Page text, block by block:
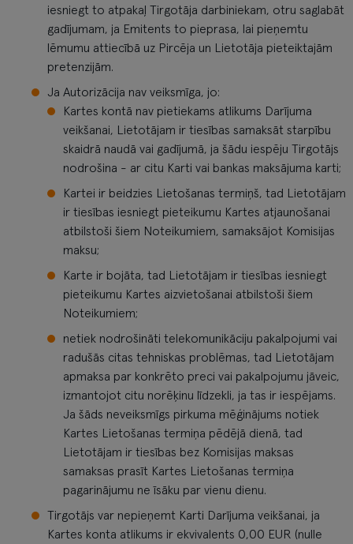
iesniegt to atpakaļ Tirgotāja darbiniekam, otru saglabāt
gadījumam, ja Emitents to pieprasa, lai pieņemtu
lēmumu attiecībā uz Pircēja un Lietotāja pieteiktajām
pretenzijām.
Ja Autorizācija nav veiksmīga, jo:
Kartes kontā nav pietiekams atlikums Darījuma
veikšanai, Lietotājam ir tiesības samaksāt starpību
skaidrā naudā vai gadījumā, ja šādu iespēju Tirgotājs
nodrošina - ar citu Karti vai bankas maksājuma karti;
Kartei ir beidzies Lietošanas termiņš, tad Lietotājam
ir tiesības iesniegt pieteikumu Kartes atjaunošanai
atbilstoši šiem Noteikumiem, samaksājot Komisijas
maksu;
Karte ir bojāta, tad Lietotājam ir tiesības iesniegt
pieteikumu Kartes aizvietošanai atbilstoši šiem
Noteikumiem;
netiek nodrošināti telekomunikāciju pakalpojumi vai
radušās citas tehniskas problēmas, tad Lietotājam
apmaksa par konkrēto preci vai pakalpojumu jāveic,
izmantojot citu norēķinu līdzekli, ja tas ir iespējams.
Ja šāds neveiksmīgs pirkuma mēģinājums notiek
Kartes Lietošanas termiņa pēdējā dienā, tad
Lietotājam ir tiesības bez Komisijas maksas
samaksas prasīt Kartes Lietošanas termiņa
pagarinājumu ne īsāku par vienu dienu.
Tirgotājs var nepieņemt Karti Darījuma veikšanai, ja
Kartes konta atlikums ir ekvivalents 0,00 EUR (nulle